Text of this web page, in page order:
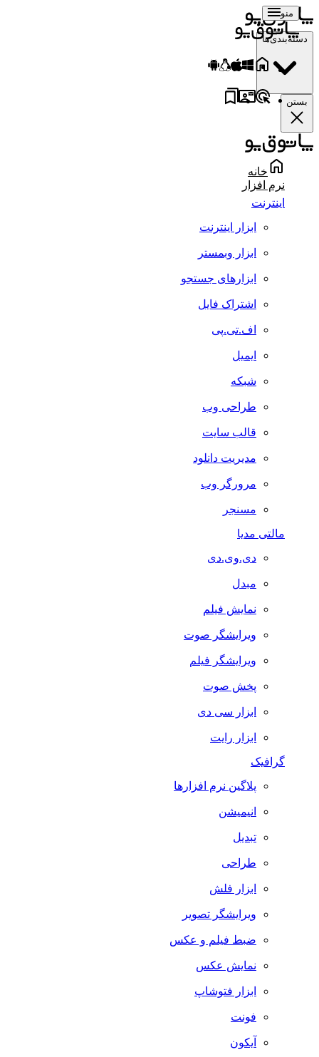
منو
دسته‌بندی‌ها
بستن
خانه
نرم افزار
اینترنت
ابزار اینترنت
ابزار وبمستر
ابزارهای جستجو
اشتراک فایل
اف.تی.پی
ایمیل
شبکه
طراحی وب
قالب سایت
مدیریت دانلود
مرورگر وب
مسنجر
مالتی مدیا
دی.وی.دی
مبدل
نمایش فیلم
ویرایشگر صوت
ویرایشگر فیلم
پخش صوت
ابزار سی دی
ابزار رایت
گرافیک
پلاگین نرم افزارها
انیمیشن
تبدیل
طراحی
ابزار فلش
ویرایشگر تصویر
ضبط فيلم و عكس
نمایش عکس
ابزار فتوشاپ
فونت
آیکون